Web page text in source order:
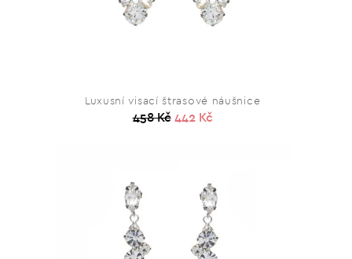
Luxusní visací štrasové náušnice
458 Kč 442 Kč